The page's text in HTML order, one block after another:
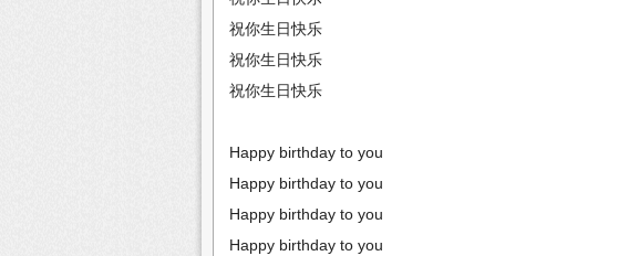
祝你生日快乐
祝你生日快乐
祝你生日快乐
Happy birthday to you
Happy birthday to you
Happy birthday to you
Happy birthday to you